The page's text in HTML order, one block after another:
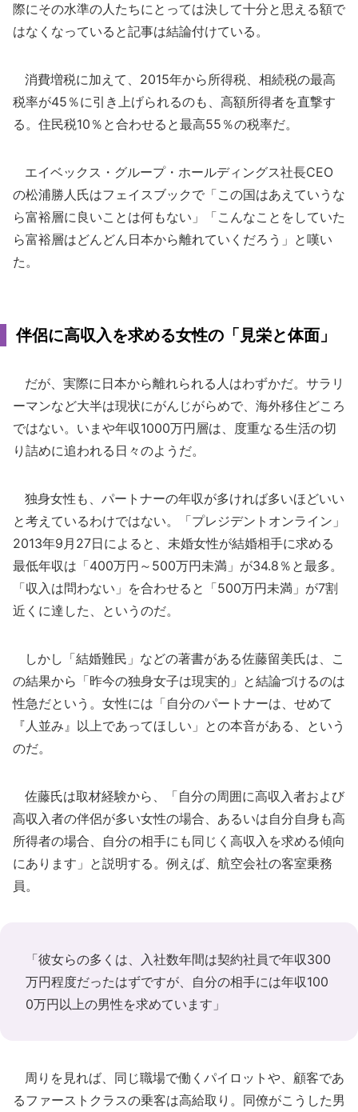
際にその水準の人たちにとっては決して十分と思える額で
はなくなっていると記事は結論付けている。
消費増税に加えて、2015年から所得税、相続税の最高
税率が45％に引き上げられるのも、高額所得者を直撃す
る。住民税10％と合わせると最高55％の税率だ。
エイベックス・グループ・ホールディングス社長CEO
の松浦勝人氏はフェイスブックで「この国はあえていうな
ら富裕層に良いことは何もない」「こんなことをしていた
ら富裕層はどんどん日本から離れていくだろう」と嘆い
た。
伴侶に高収入を求める女性の「見栄と体面」
だが、実際に日本から離れられる人はわずかだ。サラリ
ーマンなど大半は現状にがんじがらめで、海外移住どころ
ではない。いまや年収1000万円層は、度重なる生活の切
り詰めに追われる日々のようだ。
独身女性も、パートナーの年収が多ければ多いほどいい
と考えているわけではない。「プレジデントオンライン」
2013年9月27日によると、未婚女性が結婚相手に求める
最低年収は「400万円～500万円未満」が34.8％と最多。
「収入は問わない」を合わせると「500万円未満」が7割
近くに達した、というのだ。
しかし「結婚難民」などの著書がある佐藤留美氏は、こ
の結果から「昨今の独身女子は現実的」と結論づけるのは
性急だという。女性には「自分のパートナーは、せめて
『人並み』以上であってほしい」との本音がある、という
のだ。
佐藤氏は取材経験から、「自分の周囲に高収入者および
高収入者の伴侶が多い女性の場合、あるいは自分自身も高
所得者の場合、自分の相手にも同じく高収入を求める傾向
にあります」と説明する。例えば、航空会社の客室乗務
員。
「彼女らの多くは、入社数年間は契約社員で年収300
万円程度だったはずですが、自分の相手には年収100
0万円以上の男性を求めています」
周りを見れば、同じ職場で働くパイロットや、顧客であ
るファーストクラスの乗客は高給取り。同僚がこうした男